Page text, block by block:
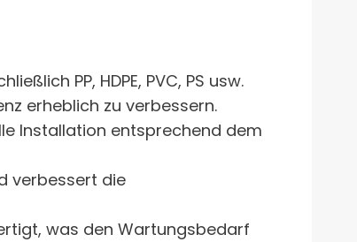
PP, HDPE, PVC, PS usw.
erheblich zu verbessern.
Installation entsprechend dem
verbessert die
was den Wartungsbedarf